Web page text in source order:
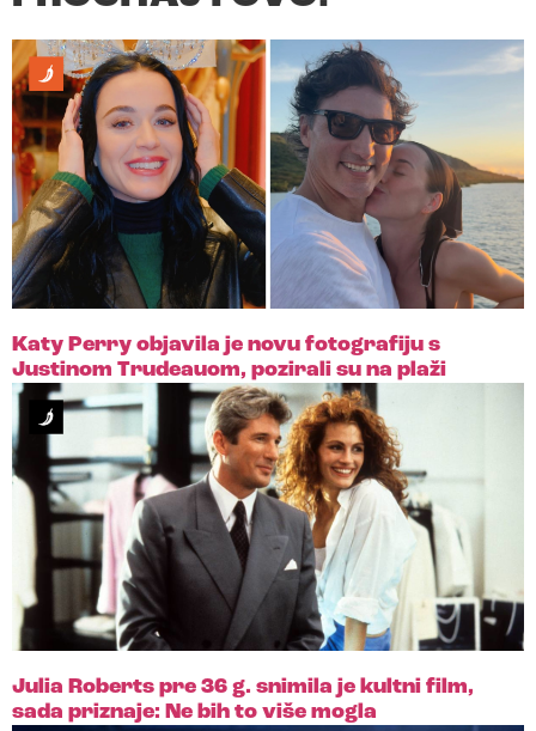
Katy Perry objavila je novu fotografiju s
Justinom Trudeauom, pozirali su na plaži
Julia Roberts pre 36 g. snimila je kultni film,
sada priznaje: Ne bih to više mogla